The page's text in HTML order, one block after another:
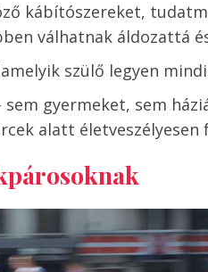
kábítószereket,
válhatnak áldozattá
szülő legyen
gyermeket, sem
alatt életveszélyesen